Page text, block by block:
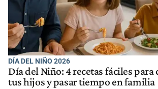
DÍA DEL NIÑO 2026
Día del Niño: 4 recetas fáciles para
tus hijos y pasar tiempo en familia